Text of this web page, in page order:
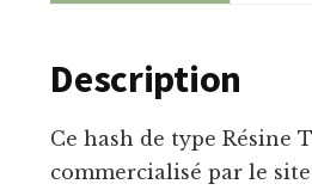
Description
Ce hash de type Résine
commercialisé par le